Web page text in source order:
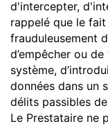
d'intercepter,
rappelé que le
frauduleusement
d’empêcher ou
système,
données dans un
délits passibles
Le Prestataire ne